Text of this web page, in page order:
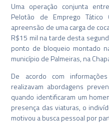
Uma operação conjunta
Pelotão de Emprego Tático
apreensão de uma carga de
R$15 mil na tarde desta
ponto de bloqueio montado
município de Palmeiras, na
De acordo com
realizavam abordagens
quando identificaram um
presença das viaturas, o
motivou a busca pessoal por